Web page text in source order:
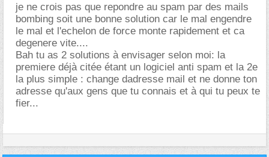
je ne crois pas que repondre au spam par des mails
bombing soit une bonne solution car le mal engendre
le mal et l'echelon de force monte rapidement et ca
degenere vite....
Bah tu as 2 solutions à envisager selon moi: la
premiere déjà citée étant un logiciel anti spam et la 2e
la plus simple : change dadresse mail et ne donne ton
adresse qu'aux gens que tu connais et à qui tu peux te
fier...